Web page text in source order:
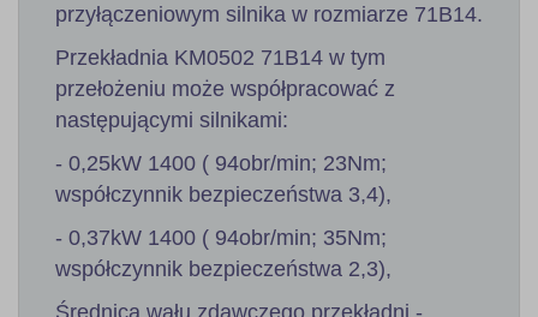
przyłączeniowym silnika w rozmiarze 71B14.
Przekładnia KM0502 71B14 w tym
przełożeniu może współpracować z
następującymi silnikami:
- 0,25kW 1400 ( 94obr/min; 23Nm;
współczynnik bezpieczeństwa 3,4),
- 0,37kW 1400 ( 94obr/min; 35Nm;
współczynnik bezpieczeństwa 2,3),
Średnica wału zdawczego przekładni -